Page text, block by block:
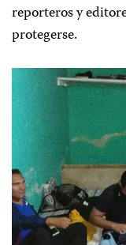
reporteros y
protegerse.